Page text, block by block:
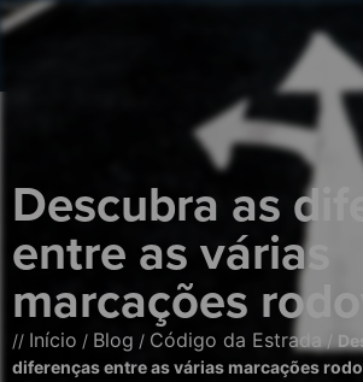
Descubra as
entre as várias
marcações
// Início / Blog / Código da Estrada /
diferenças entre as várias marcações